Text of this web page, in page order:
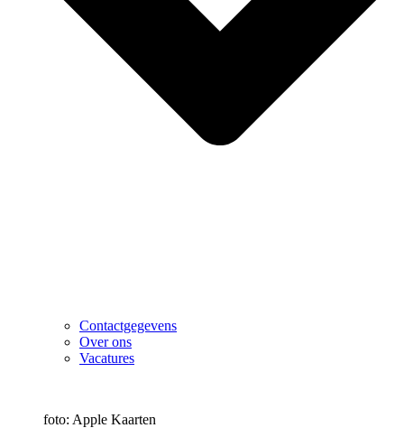
Contactgegevens
Over ons
Vacatures
foto: Apple Kaarten